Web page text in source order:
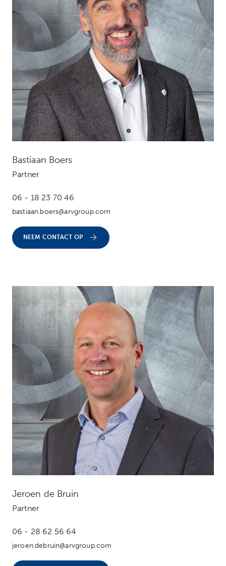
Bastiaan Boers
Partner
06 - 18 23 70 46
bastiaan.boers@arvgroup.com
NEEM CONTACT OP
Jeroen de Bruin
Partner
06 - 28 62 56 64
jeroen.debruin@arvgroup.com